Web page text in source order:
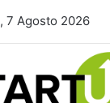
7 Agosto 2026